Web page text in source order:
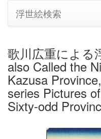
浮世絵検索
歌川広重による
also Called the
Kazusa
series Pictures
Sixty-odd